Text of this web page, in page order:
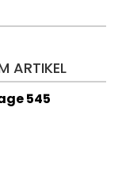
ARTIKEL
545